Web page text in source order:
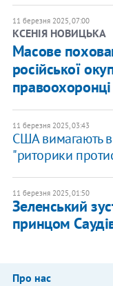
11 березня 2025, 07:00
КСЕНІЯ НОВИЦЬКА
Масове
російської
11 березня 2025, 03:43
США вимагають
"риторики
11 березня 2025, 01:50
Зеленський
принцом
Про нас